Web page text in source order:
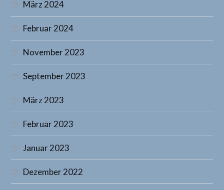
März 2024
Februar 2024
November 2023
September 2023
März 2023
Februar 2023
Januar 2023
Dezember 2022